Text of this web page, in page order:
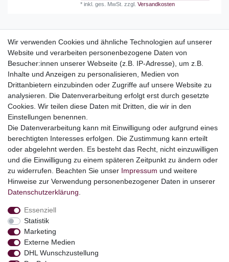
*inkl. ges. MwSt. zzgl.Versandkosten
Top Kategorien
Themen
Ostern
Angebote
stark reduzierte B-Ware
Kundenservice
Versand & Lieferung
Impressum
Barrierefreiheitserklärung
Wir verwenden Cookies und ähnliche Technologien auf unserer
Website und verarbeiten personenbezogene Daten von
Besucher:innen unserer Webseite (z.B. IP-Adresse), um z.B.
Inhalte und Anzeigen zu personalisieren, Medien von
Drittanbietern einzubinden oder Zugriffe auf unsere Website zu
analysieren. Die Datenverarbeitung erfolgt erst durch gesetzte
Cookies. Wir teilen diese Daten mit Dritten, die wir in den
Einstellungen benennen.
Die Datenverarbeitung kann mit Einwilligung oder aufgrund eines
berechtigten Interesses erfolgen. Die Zustimmung kann erteilt
oder abgelehnt werden. Es besteht das Recht, nicht einzuwilligen
und die Einwilligung zu einem späteren Zeitpunkt zu ändern oder
zu widerrufen. Beachten Sie unser Impressum und weitere
Hinweise zur Verwendung personenbezogener Daten in unserer
Daten­schutz­erklärung
Essenziell
Statistik
Marketing
Externe Medien
DHL Wunschzustellung